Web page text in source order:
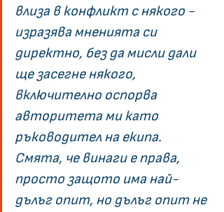
влиза в конфликт с някого -
изразява мненията си
директно, без да мисли дали
ще засегне някого,
включително оспорва
авторитета ми като
ръководител на екипа.
Смята, че винаги е права,
просто защото има най-
дълъг опит, но дълъг опит не